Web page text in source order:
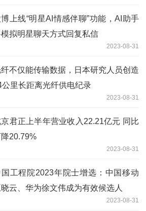
上线“明星AI情感伴聊”功能，AI助手
拟明星聊天方式回复私信
2023-08-31
不仅能传输数据，日本研究人员创造
公里长距离光纤供电纪录
2023-08-31
君正上半年营业收入22.21亿元 同比
20.79%
2023-08-31
国工程院2023年院士增选：中国移动
云、华为徐文伟成为有效候选人
2023-08-31